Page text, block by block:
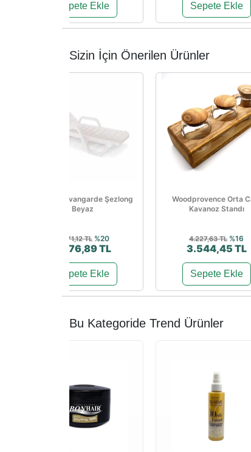
Sepete Ekle Sepete Ekle
Sizin İçin Önerilen Ürünler
Papatya Avangarde Şezlong
Beyaz
3.471,12 TL %20
2.776,89 TL
Sepete Ekle
Woodprovence Orta
Kavanoz Standı
4.227,63 TL %16
3.544,45 TL
Sepete Ekle
Bu Kategoride Trend Ürünler